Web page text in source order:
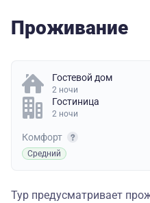
Проживание
Гостевой дом
2 ночи
Гостиница
2 ночи
Комфорт
Средний
Тур предусматривает